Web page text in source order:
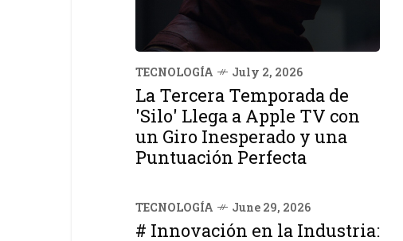
TECNOLOGÍA July 2, 2026
La Tercera Temporada de
'Silo' Llega a Apple TV con
un Giro Inesperado y una
Puntuación Perfecta
TECNOLOGÍA June 29, 2026
# Innovación en la Industria: